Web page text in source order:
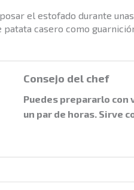
el estofado durante
patata casero como
Consejo del chef
Puedes prepararlo con
un par de horas. Sirve